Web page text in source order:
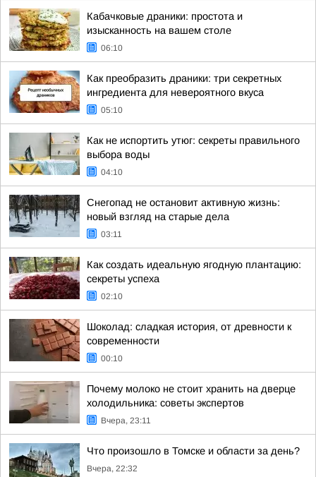
Кабачковые драники: простота и
изысканность на вашем столе
06:10
Как преобразить драники: три секретных
ингредиента для невероятного вкуса
05:10
Как не испортить утюг: секреты правильного
выбора воды
04:10
Снегопад не остановит активную жизнь:
новый взгляд на старые дела
03:11
Как создать идеальную ягодную плантацию:
секреты успеха
02:10
Шоколад: сладкая история, от древности к
современности
00:10
Почему молоко не стоит хранить на дверце
холодильника: советы экспертов
Вчера, 23:11
Что произошло в Томске и области за день?
Вчера, 22:32